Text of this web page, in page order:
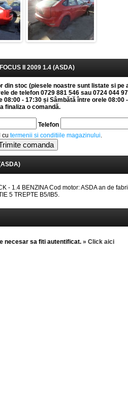
II 2009 1.4 (ASDA)
din stoc (piesele noastre sunt listate si pe
de telefon 0729 881 546 sau 0724 044
08:00 - 17:30 și Sâmbătă între orele 08:00
finaliza o comandă.
Telefon
cu termenii si conditiile magazinului.
- 1.4 BENZINA Cod motor: ASDA an de
5 TREPTE B5/IB5.
necesar sa fiti autentificat. » Click aici